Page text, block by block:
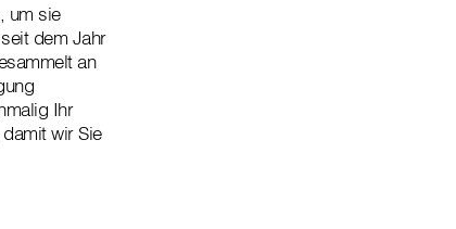
um sie
dem Jahr
an
Ihr
wir Sie